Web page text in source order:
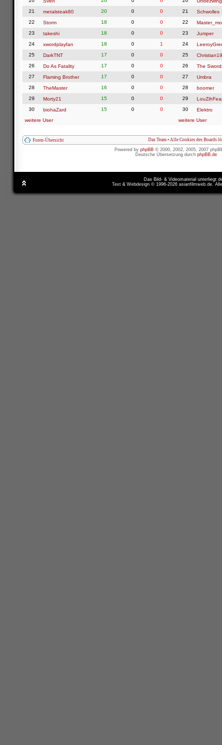
21
metalsteak80 20 0
0
22
Storm 18 0
0
23
takeshi 18 0
0
24
xwordplayfan 18 0
1
25
DarkTNT 17 0
0
26
Do As Fatality 17 0
0
27
Flaming Brother 17 0
0
28
TheMaster 16 0
0
29
Morty21 15 0
0
30
biohaZard 15 0
0
weitere User
21
Schwolles
22
Master_mo
23
Jumper
24
25
26
The
27
Umbra
28
boomer
29
30
Elektro
weitere User
Foren-Übersicht Das Team • Alle Cookies des Boards
Powered by phpBB © 2000, 2002, 2005, 2007
Deutsche Übersetzung durch phpBB.de
Das Bild- & Videomaterial unterliegt
Text & Webdesign © 1996-2026 asianfilmweb.de.